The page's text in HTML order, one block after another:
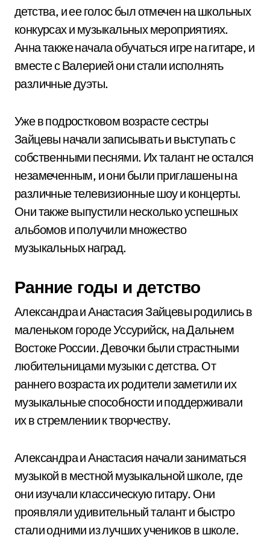
детства, и ее голос был отмечен на школьных
конкурсах и музыкальных мероприятиях.
Анна также начала обучаться игре на гитаре, и
вместе с Валерией они стали исполнять
различные дуэты.
Уже в подростковом возрасте сестры
Зайцевы начали записывать и выступать с
собственными песнями. Их талант не остался
незамеченным, и они были приглашены на
различные телевизионные шоу и концерты.
Они также выпустили несколько успешных
альбомов и получили множество
музыкальных наград.
Ранние годы и детство
Александра и Анастасия Зайцевы родились в
маленьком городе Уссурийск, на Дальнем
Востоке России. Девочки были страстными
любительницами музыки с детства. От
раннего возраста их родители заметили их
музыкальные способности и поддерживали
их в стремлении к творчеству.
Александра и Анастасия начали заниматься
музыкой в местной музыкальной школе, где
они изучали классическую гитару. Они
проявляли удивительный талант и быстро
стали одними из лучших учеников в школе.